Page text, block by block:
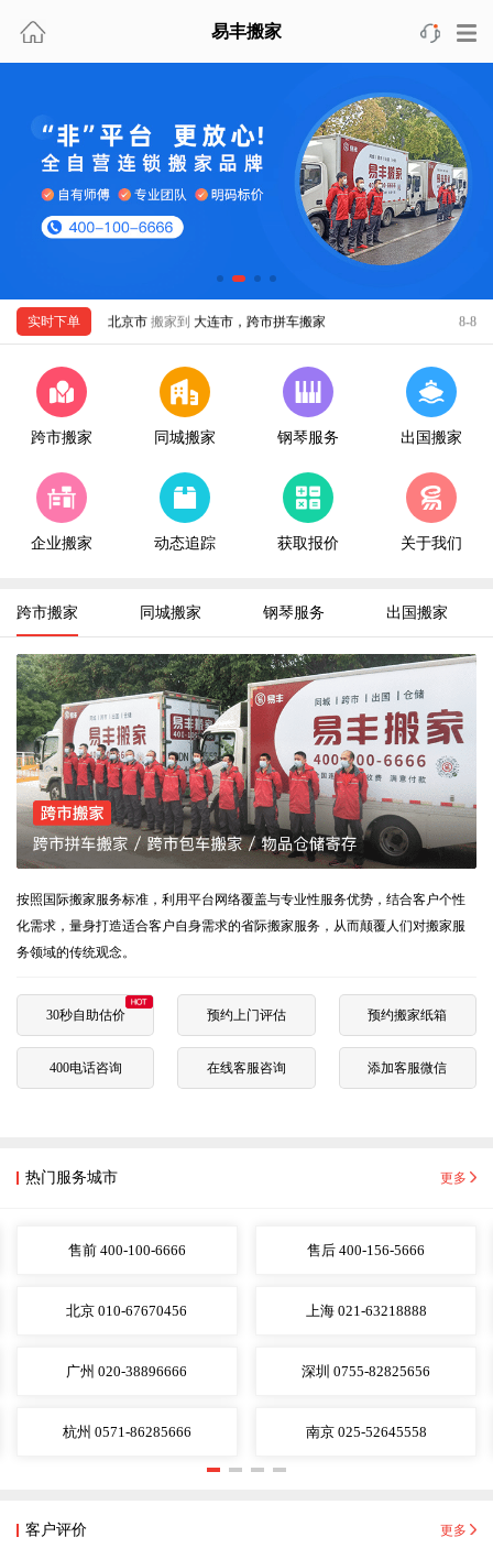
易丰搬家
实时下单
重庆市，跨市拼车搬家 8-8
北京市 搬家到北京市，精品同城搬家
广州市搬家到 南宁市，跨市拼车搬家 8-8
深圳市搬家到 天津市，跨市拼车搬家 8-8
上海市搬家到 上海市，日式同城搬家 8-8
北京市 搬家到 大连市，跨市拼车搬家 8-8
搬家到 马来西亚，出国移民搬家
搬家到杭州市，日式同城搬家
搬家到上海市，跨市包车搬家
搬家到太原市，跨市拼车搬家
搬家到长春市，跨市拼车搬家 8-8
武汉市搬家到上海市,精品同城搬家
长沙市搬家到西安市，跨市拼车搬家 8-8
成都市搬家到长沙市，跨市包车搬家
重庆市 搬家到北京市，跨市拼车搬家 8-8
厦门市搬家到北京市，跨包车市搬家
西安市搬家到上海市，跨市拼车搬家
南京市 搬家到西安市，跨市包车搬家 8-8
北京市搬家到重庆市，跨市拼车搬家 8-8
跨市搬家 同城搬家 钢琴服务 出国搬家
企业搬家 动态追踪 获取报价 关于我们
跨市搬家 同城搬家 钢琴服务 出国搬家
按照国际搬家服务标准，利用平台网络覆盖与专业性服务优势，结合客户个性
化需求，量身打造适合客户自身需求的省际搬家服务，从而颠覆人们对搬家服
务领域的传统观念。
30秒自助估价 预约上门评估 预约搬家纸箱
400电话咨询 在线客服咨询 添加客服微信
热门服务城市 更多
售前 400-100-6666 售后 400-156-5666
北京 010-67670456 上海 021-63218888
广州 020-38896666 深圳 0755-82825656
杭州 0571-86285666 南京 025-52645558
客户评价 更多